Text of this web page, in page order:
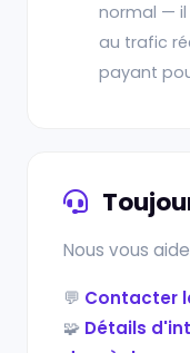
normal — il
au trafic
payant
Nous vous
💬 Contacter
🧩 Détails